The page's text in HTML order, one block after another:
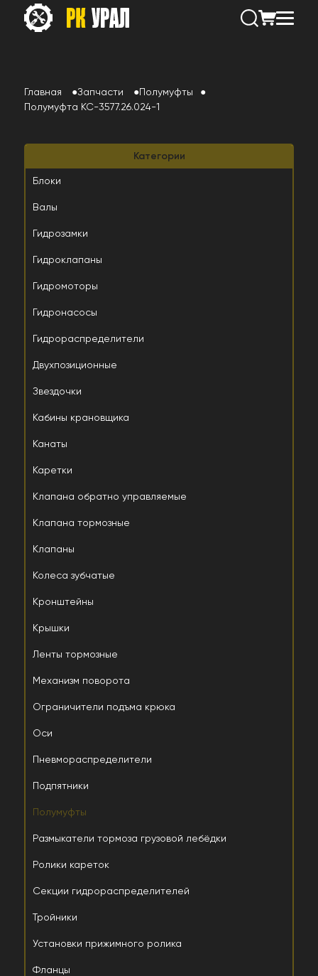
Главная Запчасти
Полумуфты
Полумуфта КС-3577.26.024-1
Категории
Блоки
Валы
Гидрозамки
Гидроклапаны
Гидромоторы
Гидронасосы
Гидрораспределители
Двухпозиционные
Звездочки
Кабины крановщика
Канаты
Каретки
Клапана обратно управляемые
Клапана тормозные
Клапаны
Колеса зубчатые
Кронштейны
Крышки
Ленты тормозные
Механизм поворота
Ограничители подъма крюка
Оси
Пневмораспределители
Подпятники
Полумуфты
Размыкатели тормоза грузовой лебёдки
Ролики кареток
Секции гидрораспределителей
Тройники
Установки прижимного ролика
Фланцы